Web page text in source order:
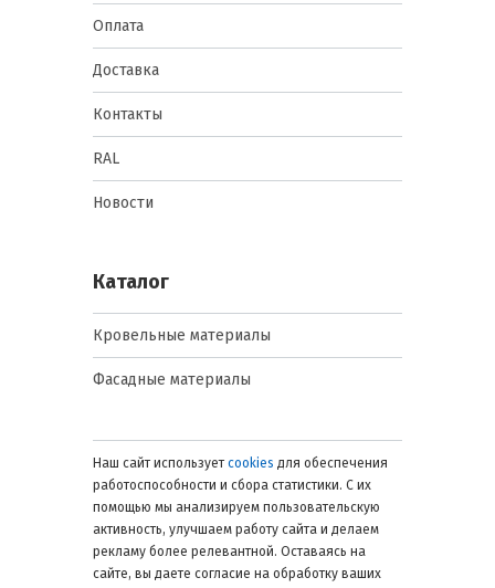
Оплата
Доставка
Контакты
RAL
Новости
Каталог
Кровельные материалы
Фасадные материалы
Наш сайт использует cookies для обеспечения
работоспособности и сбора статистики. С их
помощью мы анализируем пользовательскую
активность, улучшаем работу сайта и делаем
рекламу более релевантной. Оставаясь на
сайте, вы даете согласие на обработку ваших